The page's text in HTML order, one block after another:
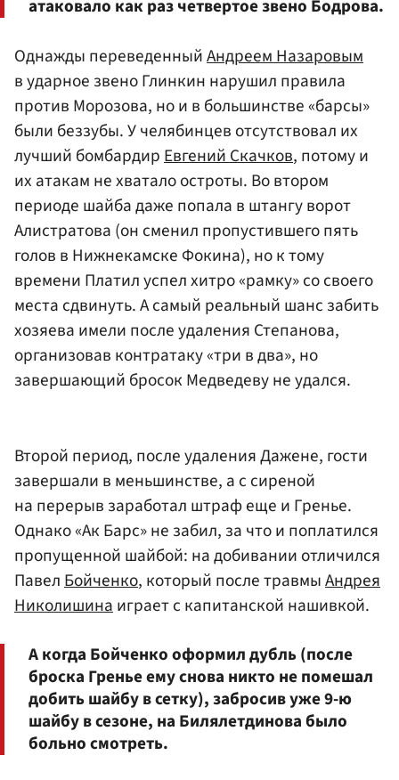
атаковало как раз четвертое звено Бодрова.
Однажды переведенныйАндреем Назаровым
в ударное звено Глинкин нарушил правила
против Морозова, но и в большинстве «барсы»
были беззубы. У челябинцев отсутствовал их
лучший бомбардирЕвгений Скачков, потому и
их атакам не хватало остроты. Во втором
периоде шайба даже попала в штангу ворот
Алистратова (он сменил пропустившего пять
голов в Нижнекамске Фокина), но к тому
времени Платил успел хитро «рамку» со своего
места сдвинуть. А самый реальный шанс забить
хозяева имели после удаления Степанова,
организовав контратаку «три в два», но
завершающий бросок Медведеву не удался.
Второй период, после удаления Дажене, гости
завершали в меньшинстве, а с сиреной
на перерыв заработал штраф еще и Гренье.
Однако «Ак Барс» не забил, за что и поплатился
пропущенной шайбой: на добивании отличился
ПавелБойченко, который после травмыАндрея
Николишинаиграет с капитанской нашивкой.
А когда Бойченко оформил дубль (после
броска Гренье ему снова никто не помешал
добить шайбу в сетку), забросив уже 9-ю
шайбу в сезоне, на Билялетдинова было
больно смотреть.